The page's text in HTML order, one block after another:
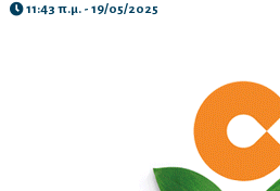
11:43 π.μ. - 19/05/2025